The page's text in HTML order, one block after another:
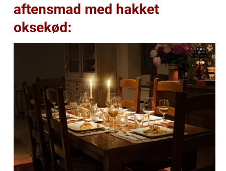
aftensmad med hakket
oksekød: